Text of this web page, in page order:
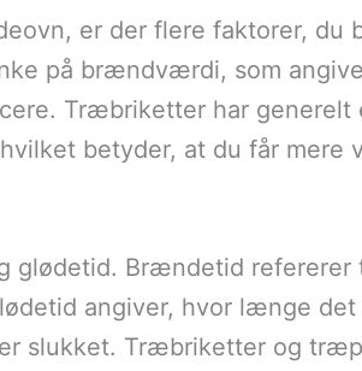
er der flere faktorer, du
på brændværdi, som
Træbriketter har generelt
betyder, at du får mere
glødetid. Brændetid refererer
angiver, hvor længe
slukket. Træbriketter og